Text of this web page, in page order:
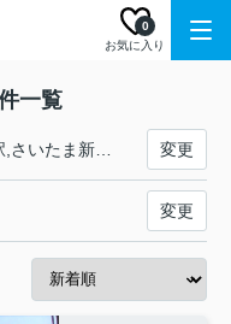
お気に入り
0
一覧
変更
変更